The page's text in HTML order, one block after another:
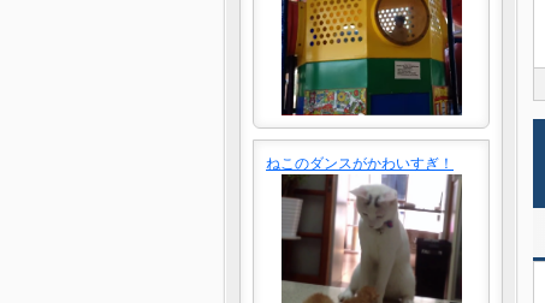
ねこのダンスがかわいすぎ！